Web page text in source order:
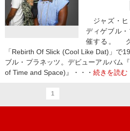
ジャズ・ヒ
ディゲブル
催する。 グ
「Rebirth Of Slick (Cool Like Dat)」で
ブル・プラネッツ。デビューアルバム
of Time and Space)』・・・ 続きを読む
1